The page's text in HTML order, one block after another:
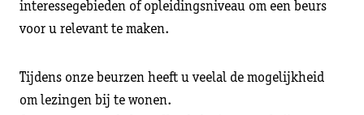
interessegebieden of opleidingsniveau om een beurs
voor u relevant te maken.
Tijdens onze beurzen heeft u veelal de mogelijkheid
om lezingen bij te wonen.